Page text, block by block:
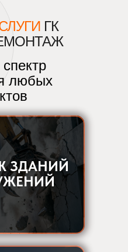
ГК
ЗДАНИЙ
любых